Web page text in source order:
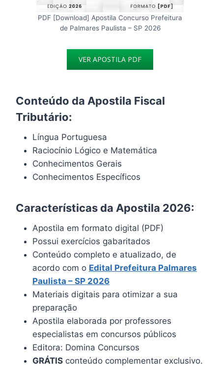
PDF [Download] Apostila Concurso Prefeitura
de Palmares Paulista – SP 2026
VER APOSTILA PDF
Conteúdo da Apostila Fiscal
Tributário:
Língua Portuguesa
Raciocínio Lógico e Matemática
Conhecimentos Gerais
Conhecimentos Específicos
Características da Apostila 2026:
Apostila em formato digital (PDF)
Possui exercícios gabaritados
Conteúdo completo e atualizado, de
acordo com o Edital Prefeitura Palmares
Paulista – SP 2026
Materiais digitais para otimizar a sua
preparação
Apostila elaborada por professores
especialistas em concursos públicos
Editora: Domina Concursos
GRÁTIS conteúdo complementar exclusivo.